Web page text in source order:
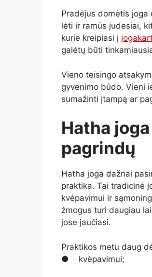
Pradėjus domėtis joga
lėti ir ramūs judesiai,
kurie kreipiasi į
galėtų būti
Vieno teisingo
gyvenimo būdo. Vieni
sumažinti įtampą ar
Hatha
pagrindų
Hatha joga dažnai
praktika. Tai tradicinė
kvėpavimui ir
žmogus turi daugiau
jose jaučiasi.
Praktikos metu daug
● kvėpavimui;